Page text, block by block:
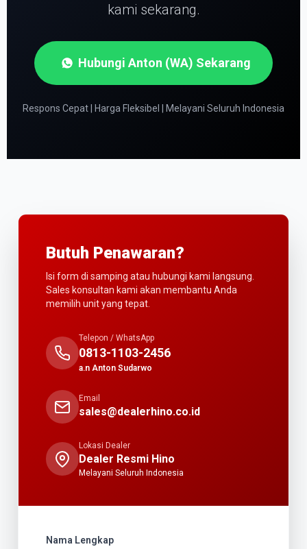
kami sekarang.
Hubungi Anton (WA) Sekarang
Respons Cepat | Harga Fleksibel | Melayani Seluruh Indonesia
Butuh Penawaran?
Isi form di samping atau hubungi kami langsung.
Sales konsultan kami akan membantu Anda
memilih unit yang tepat.
Telepon / WhatsApp
0813-1103-2456
a.n Anton Sudarwo
Email
sales@dealerhino.co.id
Lokasi Dealer
Dealer Resmi Hino
Melayani Seluruh Indonesia
Nama Lengkap